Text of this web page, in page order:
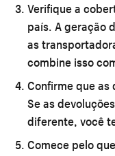
Verifique a
país. A geração
as
combine isso
Confirme que as
Se as
diferente, você
Comece pelo